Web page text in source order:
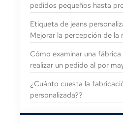
pedidos pequeños hasta
Etiqueta de jeans
Mejorar la percepción de la
Cómo examinar una
realizar un pedido al por
¿Cuánto cuesta la
personalizada??